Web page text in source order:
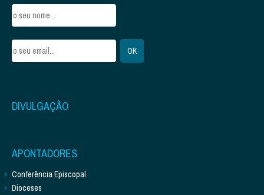
DIVULGAÇÃO
APONTADORES
Conferência Episcopal
Dioceses